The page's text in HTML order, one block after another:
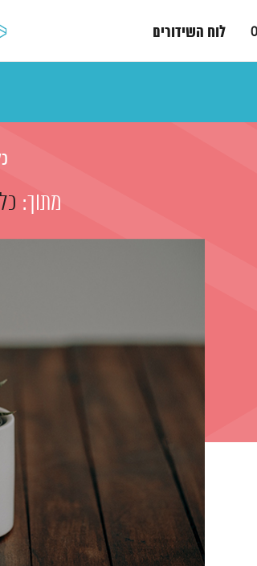
לוח השידורים
מתוך: